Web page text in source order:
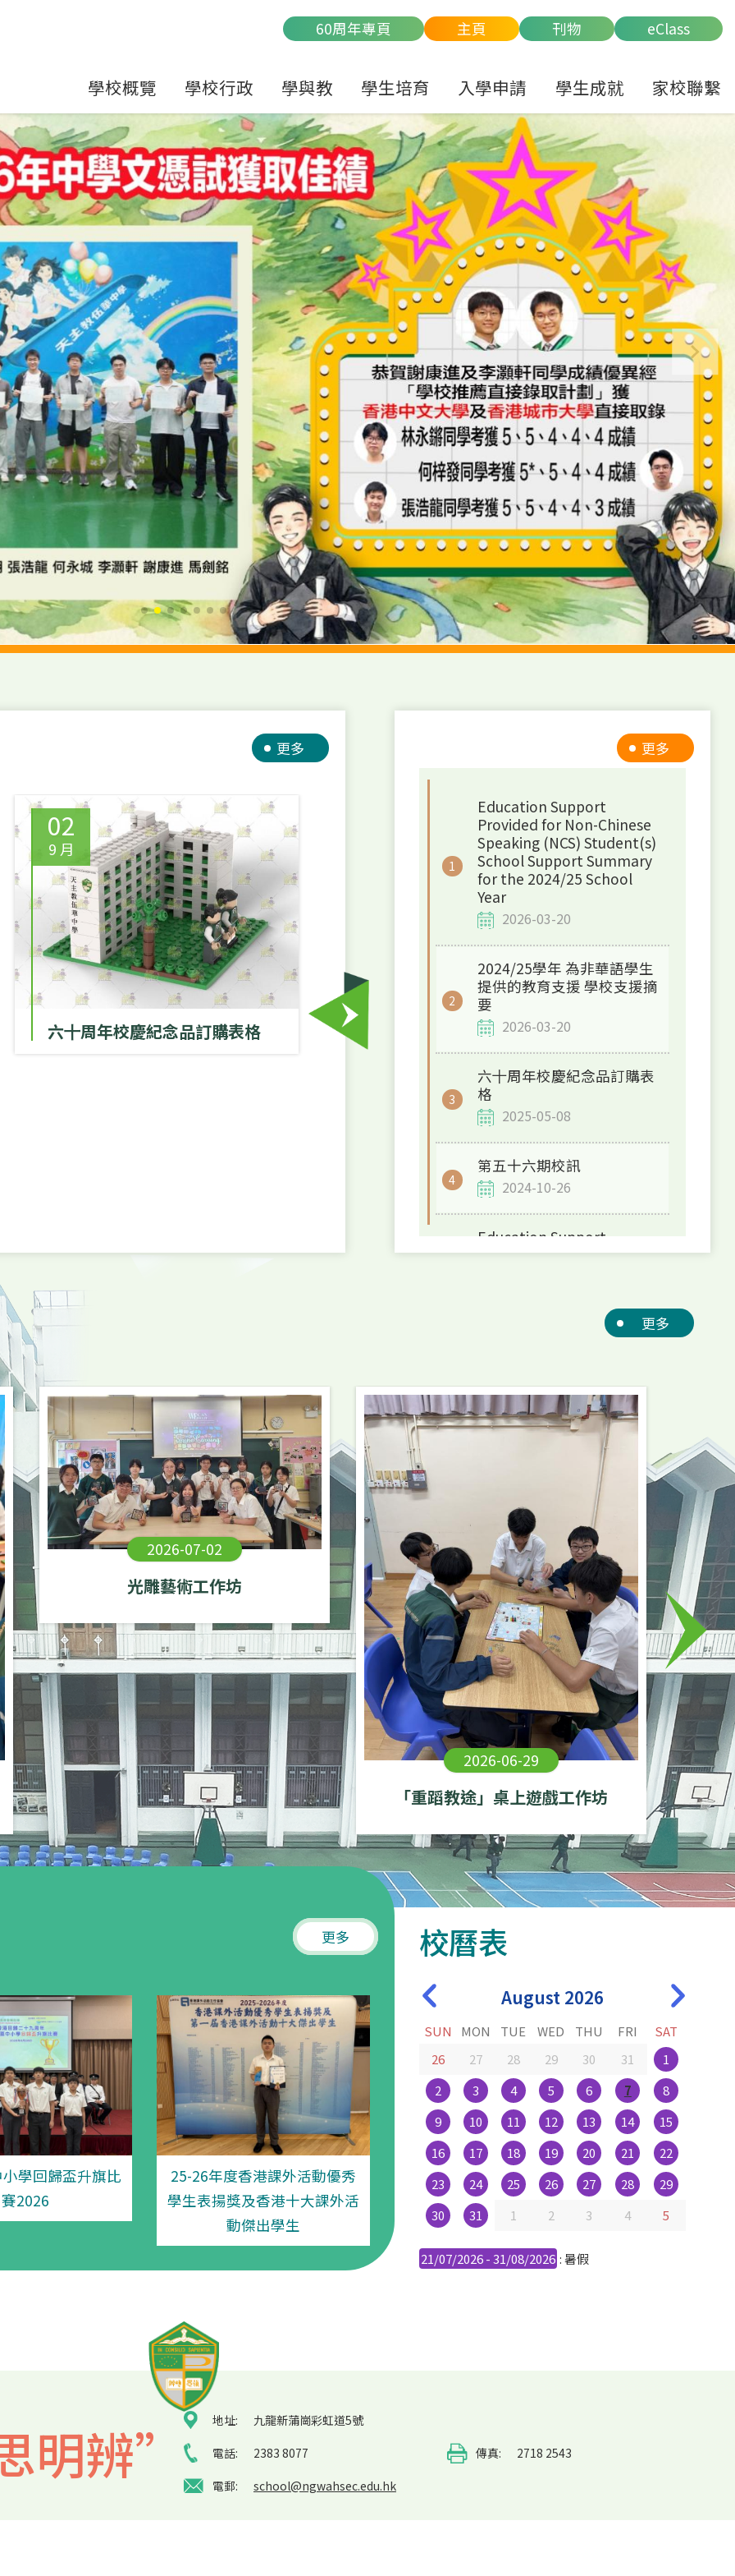
60周年專頁 主頁 刊物 eClass
學校概覽 學校行政 學與教 學生培育 入學申請 學生成就 家校聯繫
更多
02
9 月
六⼗周年校慶紀念品訂購表格
60周年晚宴門票10月3日截止發
售
本校60周年校慶晚宴將於10月25日
（六）隆重舉行，門票將於2025年10
月3日截止發售，各位校友、家長請
把握最後機會共襄盛舉！
Joint
更多
Education Support
Provided for Non-Chinese
Speaking (NCS) Student(s)
School Support Summary
for the 2024/25 School
Year
2026-03-20
2024/25學年 為非華語學生
提供的教育支援 學校支援摘
要
2026-03-20
六⼗周年校慶紀念品訂購表
格
2025-05-08
第五十六期校訊
2024-10-26
Education Support
Provided for Non-Chinese
for the 2022/23 School
2022/23學年學校為非華語
學生提供的教育支援摘要
2024-01-19
2026-07-02
光雕藝術工作坊
2026-06-29
「重蹈教途」桌上遊戲工作坊
更多
更多
學回歸盃升旗比
賽2026
25-26年度香港課外活動優秀
學生表揚獎及香港十大課外活
動傑出學生
校曆表
August 2026
SUN MON TUE WED THU FRI
SAT
26
27 28 29 30 31
1
2
3 4 5 6 7
8
9
10 11 12 13 14
15
16
17 18 19 20 21
22
23
24 25 26 27 28
29
30
31 1 2 3 4 5
21/07/2026 - 31/08/2026 : 暑假
明辨” 地址:
九龍新蒲崗彩虹道5號
電話:
2383 8077 傳真:
2718 2543
電郵:
school@ngwahsec.edu.hk